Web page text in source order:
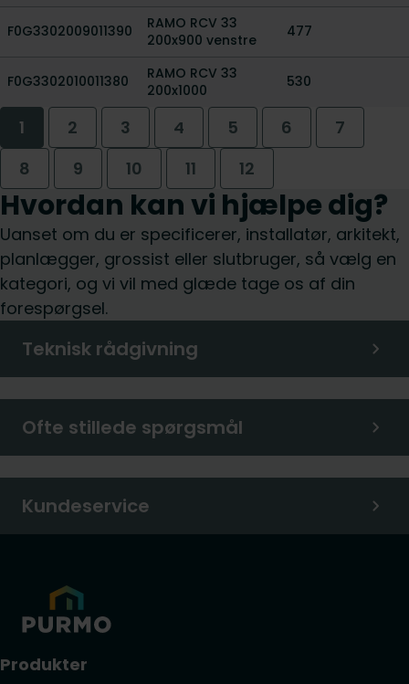
F0G3302009011390
RAMO RCV 33
200x900 venstre
477
F0G3302010011380
RAMO RCV 33
200x1000
530
1 2 3 4 5 6
7
8
9 10 11 12
Hvordan kan vi hjælpe dig?
Uanset om du er specificerer, installatør, arkitekt,
planlægger, grossist eller slutbruger, så vælg en
kategori, og vi vil med glæde tage os af din
forespørgsel.
Teknisk rådgivning
Ofte stillede spørgsmål
Kundeservice
Produkter